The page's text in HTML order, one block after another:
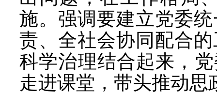
施。强调要建立党委
责、全社会协同配合
科学治理结合起来，
走进课堂，带头推动